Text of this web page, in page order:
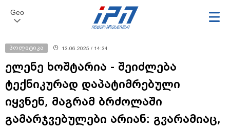
Geo
პოლიტიკა 13.06.2025 / 14:34
ელენე ხოშტარია - შეიძლება
ტექნიკურად დაპატიმრებული
იყვნენ, მაგრამ ბრძოლაში
გამარჯვებულები არიან: გვარამიაც,